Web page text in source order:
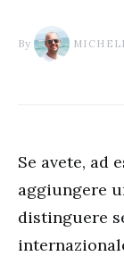
By
Se avete, ad
aggiungere
distinguere